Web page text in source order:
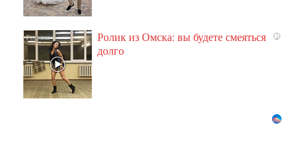
i
Ролик из Омска: вы будете смеяться
долго